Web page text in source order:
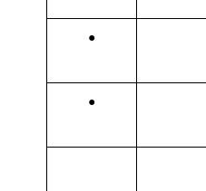
●
●